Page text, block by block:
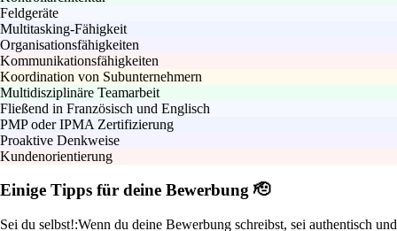
Feldgeräte
Multitasking-Fähigkeit
Organisationsfähigkeiten
Kommunikationsfähigkeiten
Koordination von Subunternehmern
Multidisziplinäre Teamarbeit
Fließend in Französisch und Englisch
PMP oder IPMA Zertifizierung
Proaktive Denkweise
Kundenorientierung
Einige Tipps für deine Bewerbung 🫡
Sei du selbst!:Wenn du deine Bewerbung schreibst, sei authentisch und